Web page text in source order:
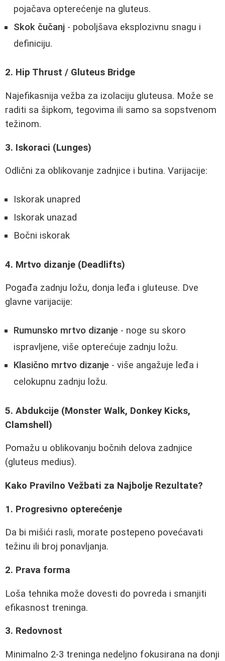
pojačava opterećenje na gluteus.
Skok čučanj - poboljšava eksplozivnu snagu i
definiciju.
2. Hip Thrust / Gluteus Bridge
Najefikasnija vežba za izolaciju gluteusa. Može se
raditi sa šipkom, tegovima ili samo sa sopstvenom
težinom.
3. Iskoraci (Lunges)
Odlični za oblikovanje zadnjice i butina. Varijacije:
Iskorak unapred
Iskorak unazad
Bočni iskorak
4. Mrtvo dizanje (Deadlifts)
Pogađa zadnju ložu, donja leđa i gluteuse. Dve
glavne varijacije:
Rumunsko mrtvo dizanje - noge su skoro
ispravljene, više opterećuje zadnju ložu.
Klasično mrtvo dizanje - više angažuje leđa i
celokupnu zadnju ložu.
5. Abdukcije (Monster Walk, Donkey Kicks,
Clamshell)
Pomažu u oblikovanju bočnih delova zadnjice
(gluteus medius).
Kako Pravilno Vežbati za Najbolje Rezultate?
1. Progresivno opterećenje
Da bi mišići rasli, morate postepeno povećavati
težinu ili broj ponavljanja.
2. Prava forma
Loša tehnika može dovesti do povreda i smanjiti
efikasnost treninga.
3. Redovnost
Minimalno 2-3 treninga nedeljno fokusirana na donji